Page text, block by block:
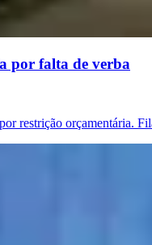
por falta de verba
restrição orçamentária.